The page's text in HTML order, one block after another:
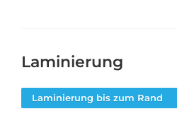
Laminierung
Laminierung bis zum Rand